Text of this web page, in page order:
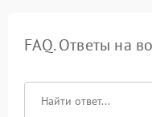
FAQ. Ответы на